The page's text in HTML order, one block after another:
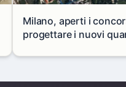
Milano, aperti i
progettare i nuovi
Mare